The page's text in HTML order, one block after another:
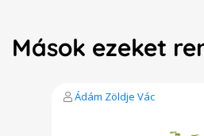
Mások ezeket
Ádám Zöldje Vác